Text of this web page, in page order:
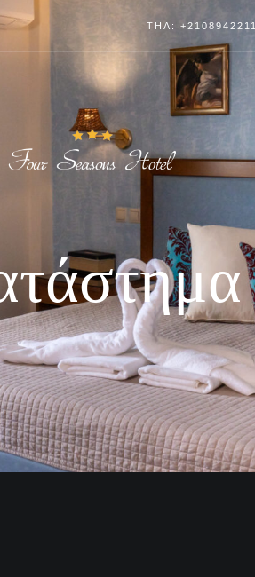
ΤΗΛ: +2108942211